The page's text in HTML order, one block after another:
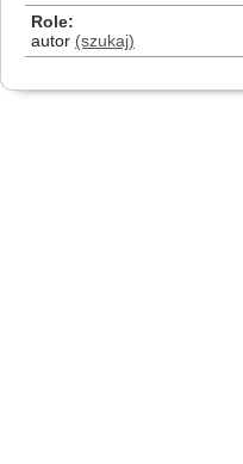
Role
autor (szukaj)